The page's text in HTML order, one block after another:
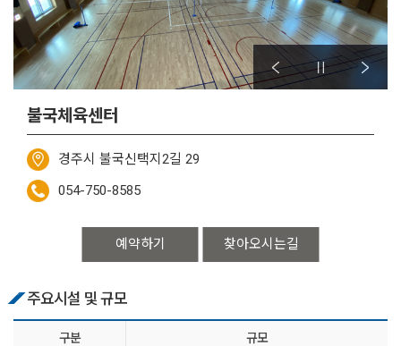
불국체육센터
경주시 불국신택지2길 29
054-750-8585
예약하기 찾아오시는길
주요시설 및 규모
구분 규모